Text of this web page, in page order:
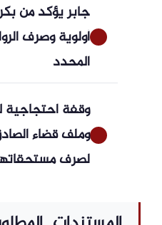
جابر يؤكد من
أولوية وصرف
المحدد
وملف قضاء
لصرف مستحقاتهم